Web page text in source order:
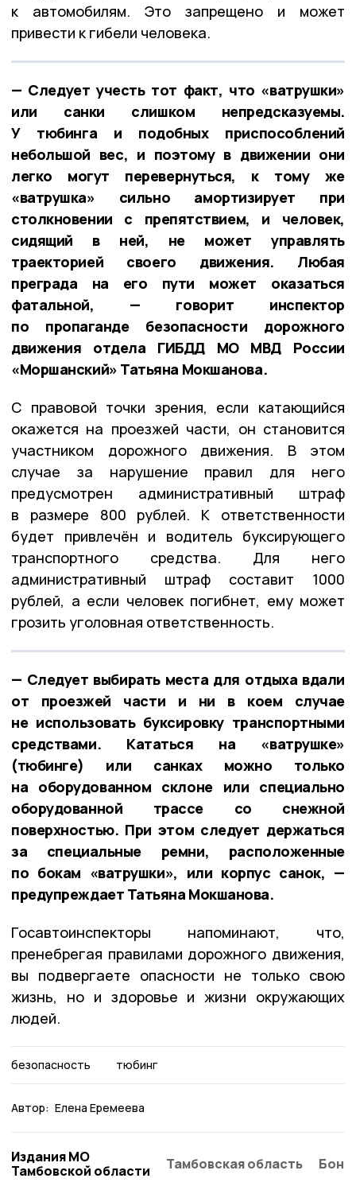
к автомобилям. Это запрещено и может
привести к гибели человека.
— Следует учесть тот факт, что «ватрушки»
или санки слишком непредсказуемы.
У тюбинга и подобных приспособлений
небольшой вес, и поэтому в движении они
легко могут перевернуться, к тому же
«ватрушка» сильно амортизирует при
столкновении с препятствием, и человек,
сидящий в ней, не может управлять
траекторией своего движения. Любая
преграда на его пути может оказаться
фатальной, — говорит инспектор
по пропаганде безопасности дорожного
движения отдела ГИБДД МО МВД России
«Моршанский» Татьяна Мокшанова.
С правовой точки зрения, если катающийся
окажется на проезжей части, он становится
участником дорожного движения. В этом
случае за нарушение правил для него
предусмотрен административный штраф
в размере 800 рублей. К ответственности
будет привлечён и водитель буксирующего
транспортного средства. Для него
административный штраф составит 1000
рублей, а если человек погибнет, ему может
грозить уголовная ответственность.
— Следует выбирать места для отдыха вдали
от проезжей части и ни в коем случае
не использовать буксировку транспортными
средствами. Кататься на «ватрушке»
(тюбинге) или санках можно только
на оборудованном склоне или специально
оборудованной трассе со снежной
поверхностью. При этом следует держаться
за специальные ремни, расположенные
по бокам «ватрушки», или корпус санок, —
предупреждает Татьяна Мокшанова.
Госавтоинспекторы напоминают, что,
пренебрегая правилами дорожного движения,
вы подвергаете опасности не только свою
жизнь, но и здоровье и жизни окружающих
людей.
безопасность тюбинг
Автор: Елена Еремеева
Издания МО
Тамбовской области
Тамбовская область